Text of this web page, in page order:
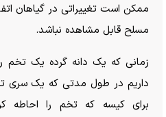
ممکن است تغییراتی در گیاهان
مسلح قابل مشاهده نباشد.
داریم در طول مدتی که یک سری
برای کیسه که تخم را احاطه